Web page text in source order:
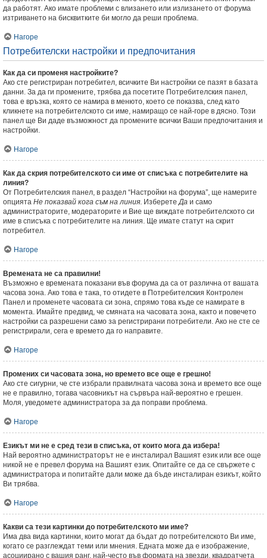
да работят. Ако имате проблеми с влизането или излизането от форума
изтриването на бисквитките би могло да реши проблема.
Нагоре
Потребителски настройки и предпочитания
Как да си променя настройките?
Ако сте регистриран потребител, всичките Ви настройки се пазят в базата
данни. За да ги промените, трябва да посетите Потребителския панел,
това е връзка, която се намира в менюто, което се показва, след като
кликнете на потребителското си име, намиращо се най-горе в дясно. Този
панел ще Ви даде възможност да промените всички Ваши предпочитания и
настройки.
Нагоре
Как да скрия потребителското си име от списъка с потребителите на
линия?
От Потребителския панел, в раздел “Настройки на форума”, ще намерите
опцията Не показвай кога съм на линия. ИзберетеДа и само
администраторите, модераторите и Вие ще виждате потребителското си
име в списъка с потребителите на линия. Ще имате статут на скрит
потребител.
Нагоре
Времената не са правилни!
Възможно е времената показани във форума да са от различна от вашата
часова зона. Ако това е така, то отидете в Потребителския Контролен
Панел и променете часовата си зона, спрямо това къде се намирате в
момента. Имайте предвид, че смяната на часовата зона, както и повечето
настройки са разрешени само за регистрирани потребители. Ако не сте се
регистрирали, сега е времето да го направите.
Нагоре
Промених си часовата зона, но времето все още е грешно!
Ако сте сигурни, че сте избрали правилната часова зона и времето все още
не е правилно, тогава часовникът на сървъра най-вероятно е грешен.
Моля, уведомете администратора за да поправи проблема.
Нагоре
Езикът ми не е сред тези в списъка, от които мога да избера!
Най вероятно администраторът не е инсталирал Вашият език или все още
никой не е превел форума на Вашият език. Опитайте се да се свържете с
администратора и попитайте дали може да бъде инсталиран езикът, който
Ви трябва.
Нагоре
Какви са тези картинки до потребителското ми име?
Има два вида картинки, които могат да бъдат до потребителското Ви име,
когато се разглеждат теми или мнения. Едната може да е изображение,
асоциирано с вашия ранг, най-често във формата на звезди, квадратчета